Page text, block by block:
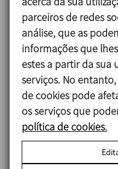
BOMBA
parceiros de redes
análise, que as
informações que
estes a partir da sua
serviços. No
de cookies pode
os serviços que
política de cookies.